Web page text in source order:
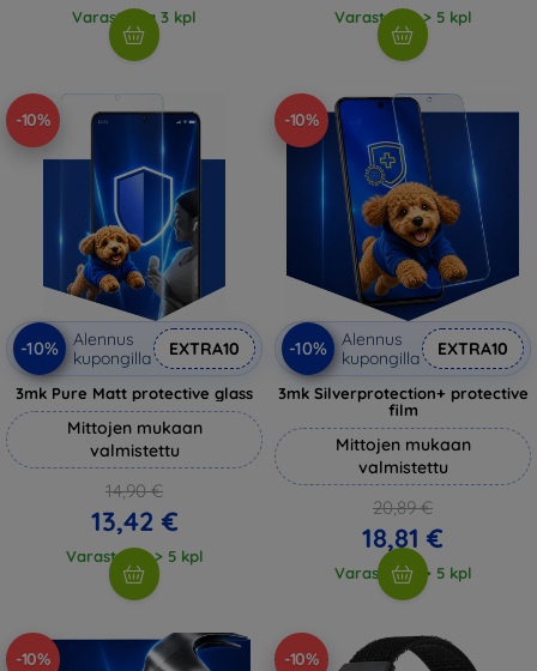
Varastossa 3 kpl Varastossa > 5 kpl
-10%
-10%
Alennus
kupongilla
EXTRA10
3mk Pure Matt protective glass
Mittojen mukaan
valmistettu
14,90 €
13,42 €
Varastossa > 5 kpl
-10%
-10%
Alennus
kupongilla
EXTRA10
3mk Silverprotection+ protective
film
Mittojen mukaan
valmistettu
20,89 €
18,81 €
Varastossa > 5 kpl
-10% -10%